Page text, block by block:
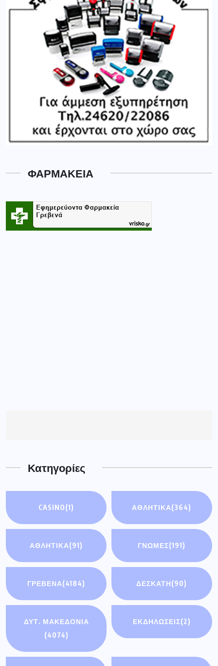
ΦΑΡΜΑΚΕΙΑ
Κατηγορίες
CASINO(1) ΑΘΛΗΤΙΚΑ(364)
ΑΘΛΗΤΙΚΆ(91) ΓΝΩΜΕΣ(191)
ΓΡΕΒΕΝΑ(4184) ΔΕΣΚΑΤΗ(90)
ΔΥΤ. ΜΑΚΕΔΟΝΙΑ
(4074)
ΕΚΔΗΛΩΣΕΙΣ(2)